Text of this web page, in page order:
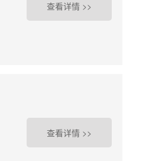
查看详情 >>
查看详情 >>